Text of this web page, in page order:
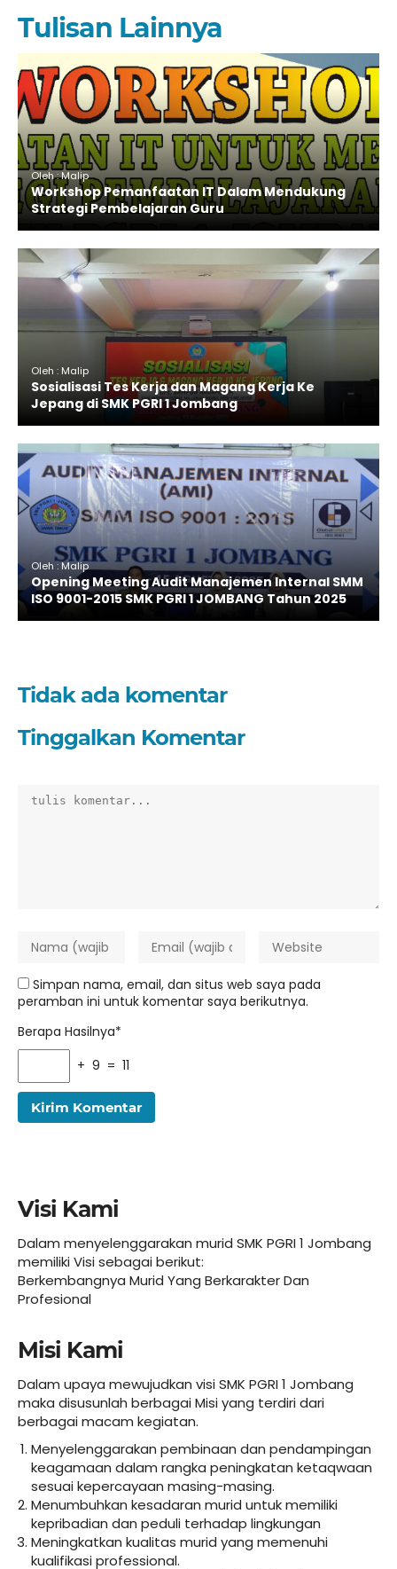
Tulisan Lainnya
Oleh : Malip
Workshop Pemanfaatan IT Dalam Mendukung
Strategi Pembelajaran Guru
Oleh : Malip
Sosialisasi Tes Kerja dan Magang Kerja Ke
Jepang di SMK PGRI 1 Jombang
Oleh : Malip
Opening Meeting Audit Manajemen Internal SMM
ISO 9001-2015 SMK PGRI 1 JOMBANG Tahun 2025
Tidak ada komentar
Tinggalkan Komentar
Simpan nama, email, dan situs web saya pada
peramban ini untuk komentar saya berikutnya.
Berapa Hasilnya*
+ 9 = 11
Visi Kami
Dalam menyelenggarakan murid SMK PGRI 1 Jombang
memiliki Visi sebagai berikut:
Berkembangnya Murid Yang Berkarakter Dan
Profesional
Misi Kami
Dalam upaya mewujudkan visi SMK PGRI 1 Jombang
maka disusunlah berbagai Misi yang terdiri dari
berbagai macam kegiatan.
Menyelenggarakan pembinaan dan pendampingan
keagamaan dalam rangka peningkatan ketaqwaan
sesuai kepercayaan masing-masing.
Menumbuhkan kesadaran murid untuk memiliki
kepribadian dan peduli terhadap lingkungan
Meningkatkan kualitas murid yang memenuhi
kualifikasi professional.